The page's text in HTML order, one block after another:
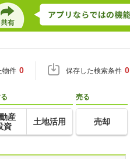
物件 0 保存した検索条件 0
産
資
土地活用
売る
売却